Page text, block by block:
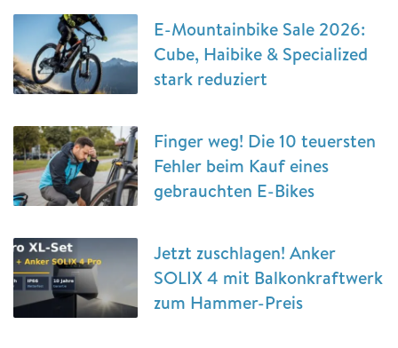
E-Mountainbike Sale 2026:
Cube, Haibike & Specialized
stark reduziert
Finger weg! Die 10 teuersten
Fehler beim Kauf eines
gebrauchten E-Bikes
Jetzt zuschlagen! Anker
SOLIX 4 mit Balkonkraftwerk
zum Hammer-Preis